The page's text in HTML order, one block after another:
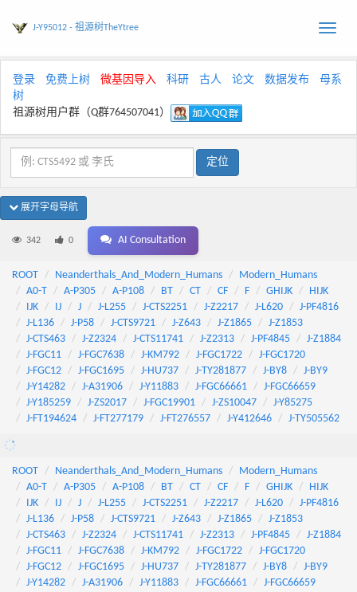
Toggle
J-Y95012 - 祖源树TheYtree
登录 免费上树 微基因导入 科研 古人 论文 数据发布
母系
树
祖源树用户群（Q群764507041）
展开字母导航
342 0 AI Consultation
ROOT Neanderthals_And_Modern_Humans
Modern_Humans
A0-T
A-P305 A-P108 BT CT CF F GHIJK
HIJK
IJK
IJ J J-L255 J-CTS2251 J-Z2217 J-L620
J-PF4816
J-L136
J-P58 J-CTS9721 J-Z643 J-Z1865
J-Z1853
J-CTS463
J-Z2324 J-CTS11741 J-Z2313 J-PF4845
J-Z1884
J-FGC11
J-FGC7638 J-KM792 J-FGC1722
J-FGC1720
J-FGC12
J-FGC1695 J-HU737 J-TY281877 J-BY8
J-BY9
J-Y14282
J-A31906 J-Y11883 J-FGC66661
J-FGC66659
J-Y185259
J-ZS2017 J-FGC19901 J-ZS10047
J-Y85275
J-FT194624
J-FT277179 J-FT276557 J-Y412646 J-TY505562
ROOT Neanderthals_And_Modern_Humans
Modern_Humans
A0-T
A-P305 A-P108 BT CT CF F GHIJK
HIJK
IJK
IJ J J-L255 J-CTS2251 J-Z2217 J-L620
J-PF4816
J-L136
J-P58 J-CTS9721 J-Z643 J-Z1865
J-Z1853
J-CTS463
J-Z2324 J-CTS11741 J-Z2313 J-PF4845
J-Z1884
J-FGC11
J-FGC7638 J-KM792 J-FGC1722
J-FGC1720
J-FGC12
J-FGC1695 J-HU737 J-TY281877 J-BY8
J-BY9
J-Y14282
J-A31906 J-Y11883 J-FGC66661
J-FGC66659